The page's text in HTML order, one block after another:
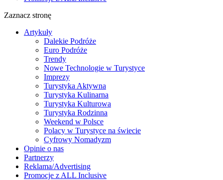
Zaznacz stronę
Artykuły
Dalekie Podróże
Euro Podróże
Trendy
Nowe Technologie w Turystyce
Imprezy
Turystyka Aktywna
Turystyka Kulinarna
Turystyka Kulturowa
Turystyka Rodzinna
Weekend w Polsce
Polacy w Turystyce na świecie
Cyfrowy Nomadyzm
Opinie o nas
Partnerzy
Reklama/Advertising
Promocje z ALL Inclusive